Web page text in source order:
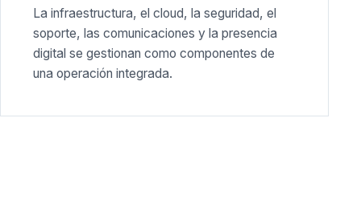
La infraestructura, el cloud, la seguridad, el
soporte, las comunicaciones y la presencia
digital se gestionan como componentes de
una operación integrada.